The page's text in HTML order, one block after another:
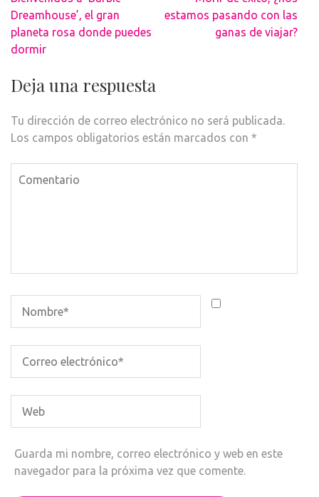
de
entradas
Dreamhouse’, el gran
planeta rosa donde puedes
dormir
estamos pasando con las
ganas de viajar?
Deja una respuesta
Tu dirección de correo electrónico no será publicada.
Los campos obligatorios están marcados con *
Guarda mi nombre, correo electrónico y web en este
navegador para la próxima vez que comente.